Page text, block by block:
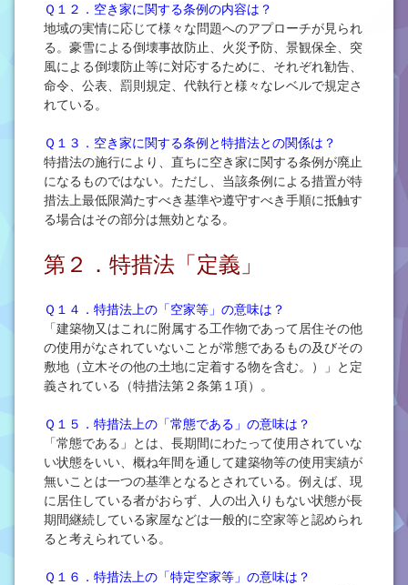
Ｑ１２．空き家に関する条例の内容は？
地域の実情に応じて様々な問題へのアプローチが見られ
る。豪雪による倒壊事故防止、火災予防、景観保全、突
風による倒壊防止等に対応するために、それぞれ勧告、
命令、公表、罰則規定、代執行と様々なレベルで規定さ
れている。
Ｑ１３．空き家に関する条例と特措法との関係は？
特措法の施行により、直ちに空き家に関する条例が廃止
になるものではない。ただし、当該条例による措置が特
措法上最低限満たすべき基準や遵守すべき手順に抵触す
る場合はその部分は無効となる。
第２．特措法「定義」
Ｑ１４．特措法上の「空家等」の意味は？
「建築物又はこれに附属する工作物であって居住その他
の使用がなされていないことが常態であるもの及びその
敷地（立木その他の土地に定着する物を含む。）」と定
義されている（特措法第２条第１項）。
Ｑ１５．特措法上の「常態である」の意味は？
「常態である」とは、長期間にわたって使用されていな
い状態をいい、概ね年間を通して建築物等の使用実績が
無いことは一つの基準となるとされている。例えば、現
に居住している者がおらず、人の出入りもない状態が長
期間継続している家屋などは一般的に空家等と認められ
ると考えられている。
Ｑ１６．特措法上の「特定空家等」の意味は？